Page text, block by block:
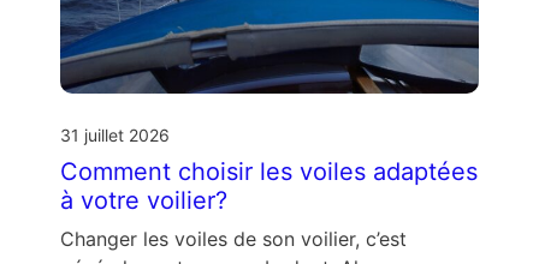
31 juillet 2026
Comment choisir les voiles adaptées
à votre voilier?
Changer les voiles de son voilier, c’est